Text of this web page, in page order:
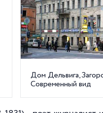
Дом Дельвига,
Современный вид